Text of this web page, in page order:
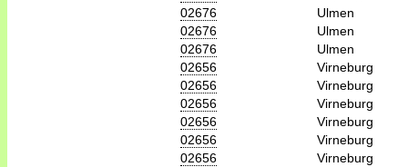
02676
Ulmen
02676
Ulmen
02676
Ulmen
02656
Virneburg
02656
Virneburg
02656
Virneburg
02656
Virneburg
02656
Virneburg
02656
Virneburg